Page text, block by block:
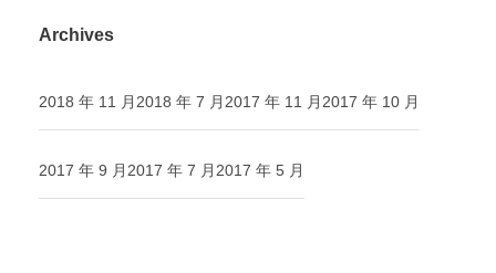
Archives
2018 年 11 月2018 年 7 月2017 年 11 月2017 年 10 月
2017 年 9 月2017 年 7 月2017 年 5 月